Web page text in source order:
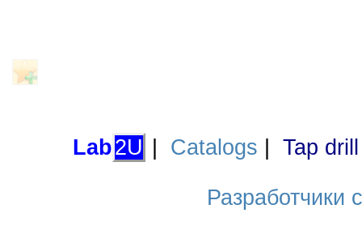
Lab2U Catalogs Tap
Разработчики